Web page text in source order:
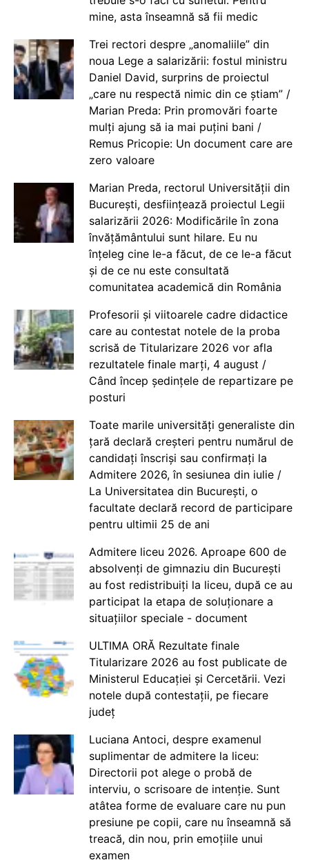
mine, asta înseamnă să fii medic
Trei rectori despre „anomaliile” din
noua Lege a salarizării: fostul ministru
Daniel David, surprins de proiectul
„care nu respectă nimic din ce știam” /
Marian Preda: Prin promovări foarte
mulți ajung să ia mai puțini bani /
Remus Pricopie: Un document care are
zero valoare
Marian Preda, rectorul Universității din
București, desființează proiectul Legii
salarizării 2026: Modificările în zona
învățământului sunt hilare. Eu nu
înțeleg cine le-a făcut, de ce le-a făcut
și de ce nu este consultată
comunitatea academică din România
Profesorii și viitoarele cadre didactice
care au contestat notele de la proba
scrisă de Titularizare 2026 vor afla
rezultatele finale marți, 4 august /
Când încep ședințele de repartizare pe
posturi
Toate marile universități generaliste din
țară declară creșteri pentru numărul de
candidați înscriși sau confirmați la
Admitere 2026, în sesiunea din iulie /
La Universitatea din București, o
facultate declară record de participare
pentru ultimii 25 de ani
Admitere liceu 2026. Aproape 600 de
absolvenți de gimnaziu din București
au fost redistribuiți la liceu, după ce au
participat la etapa de soluționare a
situațiilor speciale - document
ULTIMA ORĂ Rezultate finale
Titularizare 2026 au fost publicate de
Ministerul Educației și Cercetării. Vezi
notele după contestații, pe fiecare
județ
Luciana Antoci, despre examenul
suplimentar de admitere la liceu:
Directorii pot alege o probă de
interviu, o scrisoare de intenție. Sunt
atâtea forme de evaluare care nu pun
presiune pe copii, care nu înseamnă să
treacă, din nou, prin emoțiile unui
examen